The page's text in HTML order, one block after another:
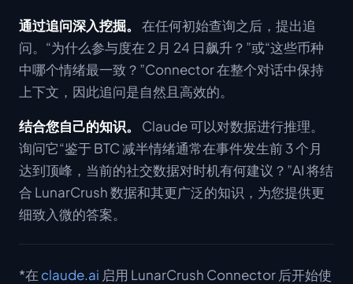
通过追问深入挖掘。
在任何初始查询之后，提出追
问。“为什么参与度在 2 月 24 日飙升？”或“这些币种
中哪个情绪最一致？”Connector 在整个对话中保持
上下文，因此追问是自然且高效的。
结合您自己的知识。
Claude 可以对数据进行推理。
询问它“鉴于 BTC 减半情绪通常在事件发生前 3 个月
达到顶峰，当前的社交数据对时机有何建议？”AI 将结
合 LunarCrush 数据和其更广泛的知识，为您提供更
细致入微的答案。
*在 claude.ai 启用 LunarCrush Connector 后开始使